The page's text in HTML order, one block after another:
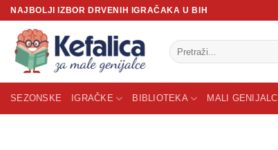
Skip
content
NAJBOLJI IZBOR DRVENIH IGRAČAKA U BIH
Pretraži:
SEZONSKE IGRAČKE BIBLIOTEKA MALI GENIJALCI